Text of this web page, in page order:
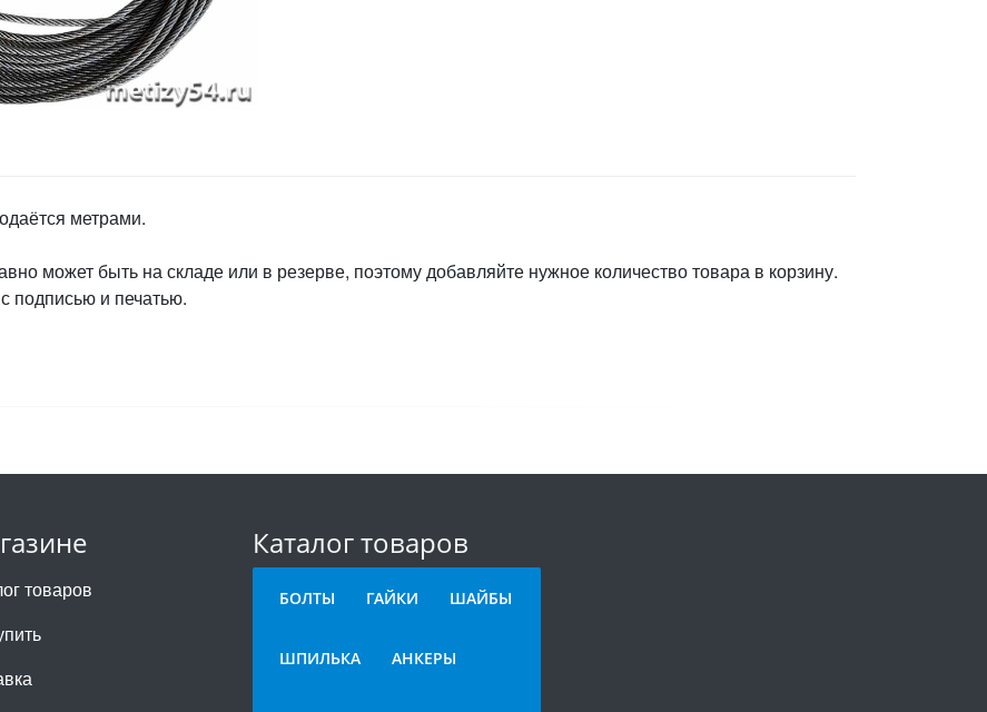
метрами.
может быть на складе или в резерве, поэтому добавляйте нужное количество товара в корзину.
подписью и печатью.
товаров
Каталог товаров
БОЛТЫ ГАЙКИ ШАЙБЫ
ШПИЛЬКА АНКЕРЫ